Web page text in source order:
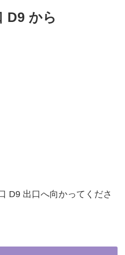
D9 から
D9 出口へ向かってくださ